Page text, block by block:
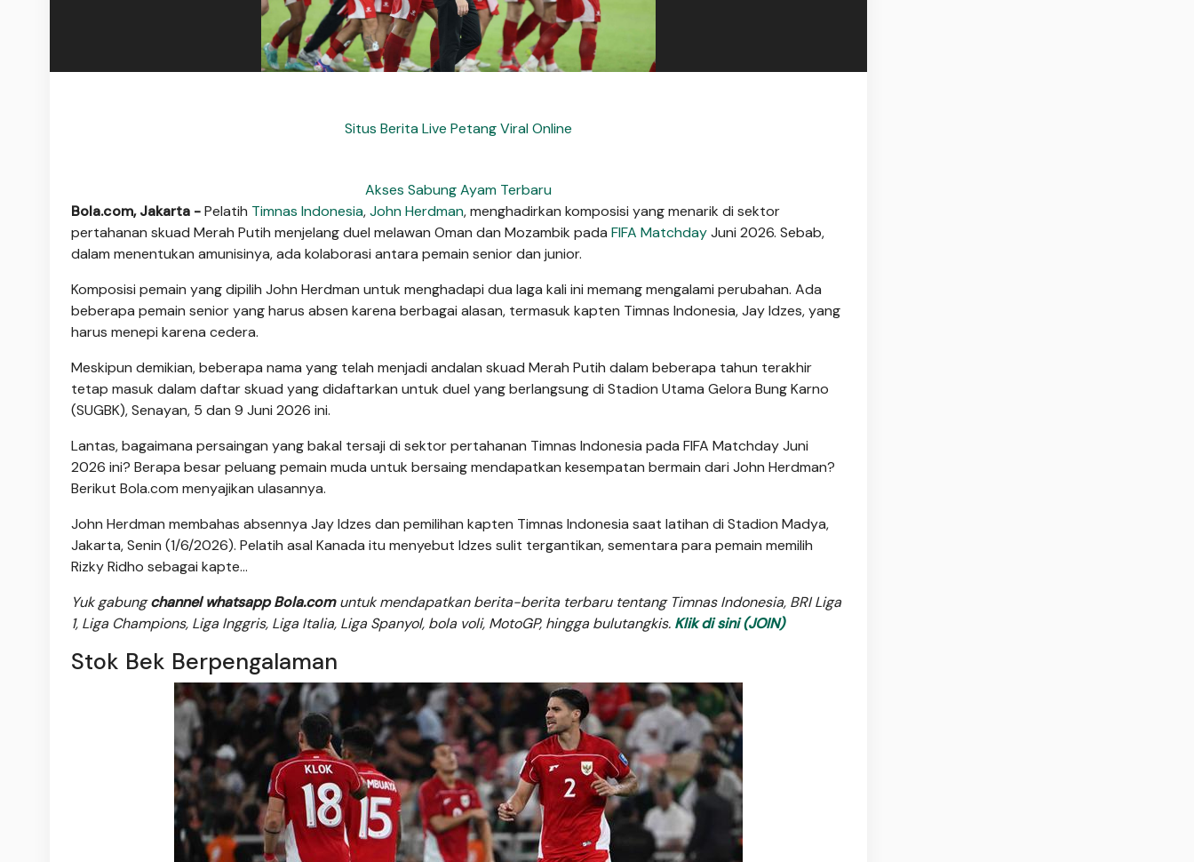
Situs Berita Live Petang Viral Online
Akses Sabung Ayam Terbaru
Bola.com, Jakarta -Pelatih Timnas Indonesia,John Herdman, menghadirkan komposisi yang menarik di sektor
pertahanan skuad Merah Putih menjelang duel melawan Oman dan Mozambik pada FIFA MatchdayJuni 2026. Sebab,
dalam menentukan amunisinya, ada kolaborasi antara pemain senior dan junior.
Komposisi pemain yang dipilih John Herdman untuk menghadapi dua laga kali ini memang mengalami perubahan. Ada
beberapa pemain senior yang harus absen karena berbagai alasan, termasuk kapten Timnas Indonesia, Jay Idzes, yang
harus menepi karena cedera.
Meskipun demikian, beberapa nama yang telah menjadi andalan skuad Merah Putih dalam beberapa tahun terakhir
tetap masuk dalam daftar skuad yang didaftarkan untuk duel yang berlangsung di Stadion Utama Gelora Bung Karno
(SUGBK), Senayan, 5 dan 9 Juni 2026 ini.
Lantas, bagaimana persaingan yang bakal tersaji di sektor pertahanan Timnas Indonesia pada FIFA Matchday Juni
2026 ini? Berapa besar peluang pemain muda untuk bersaing mendapatkan kesempatan bermain dari John Herdman?
Berikut Bola.com menyajikan ulasannya.
John Herdman membahas absennya Jay Idzes dan pemilihan kapten Timnas Indonesia saat latihan di Stadion Madya,
Jakarta, Senin (1/6/2026). Pelatih asal Kanada itu menyebut Idzes sulit tergantikan, sementara para pemain memilih
Rizky Ridho sebagai kapte...
Yuk gabungchannel whatsapp Bola.comuntuk mendapatkan berita-berita terbaru tentang Timnas Indonesia, BRI Liga
1, Liga Champions, Liga Inggris, Liga Italia, Liga Spanyol, bola voli, MotoGP, hingga bulutangkis. Klik di sini (JOIN)
Stok Bek Berpengalaman